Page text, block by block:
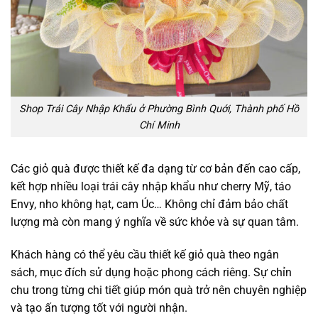
Shop Trái Cây Nhập Khẩu ở Phường Bình Quới, Thành phố Hồ
Chí Minh
Các giỏ quà được thiết kế đa dạng từ cơ bản đến cao cấp,
kết hợp nhiều loại trái cây nhập khẩu như cherry Mỹ, táo
Envy, nho không hạt, cam Úc… Không chỉ đảm bảo chất
lượng mà còn mang ý nghĩa về sức khỏe và sự quan tâm.
Khách hàng có thể yêu cầu thiết kế giỏ quà theo ngân
sách, mục đích sử dụng hoặc phong cách riêng. Sự chỉn
chu trong từng chi tiết giúp món quà trở nên chuyên nghiệp
và tạo ấn tượng tốt với người nhận.